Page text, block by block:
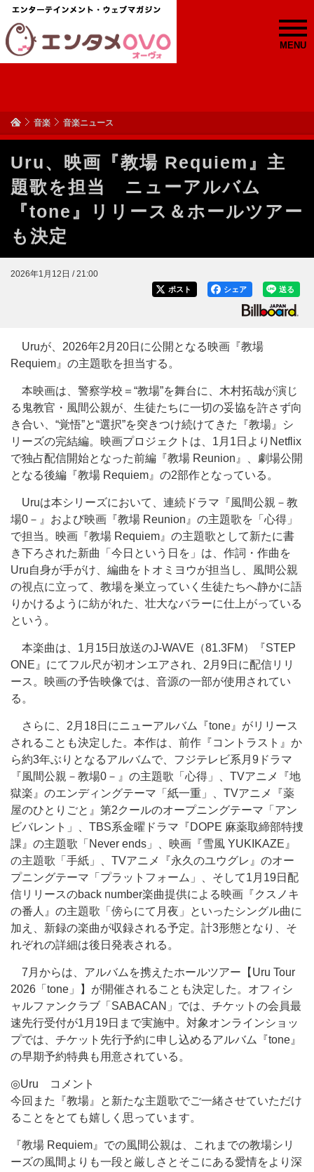
MENU
音楽 音楽ニュース
Uru、映画『教場 Requiem』主
題歌を担当 ニューアルバム
『tone』リリース＆ホールツアー
も決定
2026年1月12日 / 21:00
送る
シェア
ポスト
Uruが、2026年2月20日に公開となる映画『教場
Requiem』の主題歌を担当する。
本映画は、警察学校＝“教場”を舞台に、木村拓哉が演じ
る鬼教官・風間公親が、生徒たちに一切の妥協を許さず向
き合い、“覚悟”と“選択”を突きつけ続けてきた『教場』シ
リーズの完結編。映画プロジェクトは、1月1日よりNetflix
で独占配信開始となった前編『教場 Reunion』、劇場公開
となる後編『教場 Requiem』の2部作となっている。
Uruは本シリーズにおいて、連続ドラマ『風間公親－教
場0－』および映画『教場 Reunion』の主題歌を「心得」
で担当。映画『教場 Requiem』の主題歌として新たに書
き下ろされた新曲「今日という日を」は、作詞・作曲を
Uru自身が手がけ、編曲をトオミヨウが担当し、風間公親
の視点に立って、教場を巣立っていく生徒たちへ静かに語
りかけるように紡がれた、壮大なバラーに仕上がっている
という。
本楽曲は、1月15日放送のJ-WAVE（81.3FM）『STEP
ONE』にてフル尺が初オンエアされ、2月9日に配信リリ
ース。映画の予告映像では、音源の一部が使用されてい
る。
さらに、2月18日にニューアルバム『tone』がリリース
されることも決定した。本作は、前作『コントラスト』か
ら約3年ぶりとなるアルバムで、フジテレビ系月9ドラマ
『風間公親－教場0－』の主題歌「心得」、TVアニメ『地
獄楽』のエンディングテーマ「紙一重」、TVアニメ『薬
屋のひとりごと』第2クールのオープニングテーマ「アン
ビバレント」、TBS系金曜ドラマ『DOPE 麻薬取締部特捜
課』の主題歌「Never ends」、映画『雪風 YUKIKAZE』
の主題歌「手紙」、TVアニメ『永久のユウグレ』のオー
プニングテーマ「プラットフォーム」、そして1月19日配
信リリースのback number楽曲提供による映画『クスノキ
の番人』の主題歌「傍らにて月夜」といったシングル曲に
加え、新録の楽曲が収録される予定。計3形態となり、そ
れぞれの詳細は後日発表される。
7月からは、アルバムを携えたホールツアー【Uru Tour
2026「tone」】が開催されることも決定した。オフィシ
ャルファンクラブ「SABACAN」では、チケットの会員最
速先行受付が1月19日まで実施中。対象オンラインショッ
プでは、チケット先行予約に申し込めるアルバム『tone』
の早期予約特典も用意されている。
◎Uru コメント
今回また『教場』と新たな主題歌でご一緒させていただけ
ることをとても嬉しく思っています。
『教場 Requiem』での風間公親は、これまでの教場シリ
ーズの風間よりも一段と厳しさとそこにある愛情をより深